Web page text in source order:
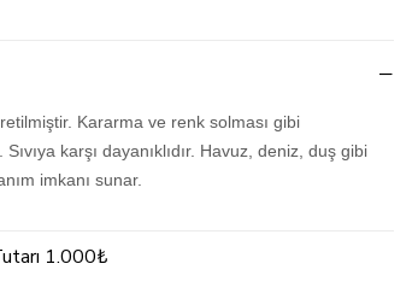
Kararma ve renk solması gibi
karşı dayanıklıdır. Havuz, deniz, duş gibi
imkanı sunar.
1.000₺